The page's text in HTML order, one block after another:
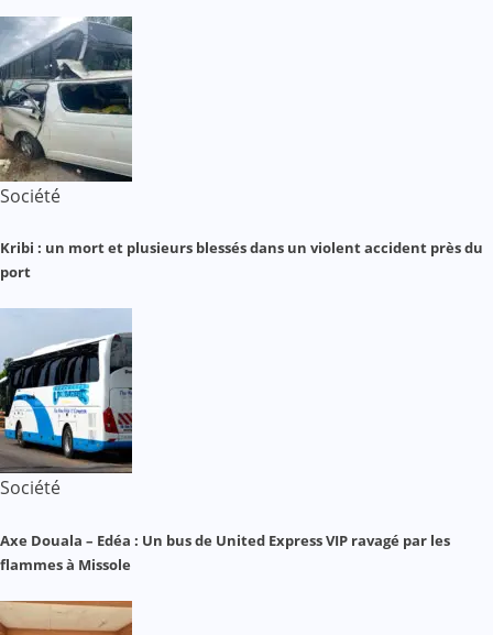
Société
Kribi : un mort et plusieurs blessés dans un violent accident près du
port
Société
Axe Douala – Edéa : Un bus de United Express VIP ravagé par les
flammes à Missole